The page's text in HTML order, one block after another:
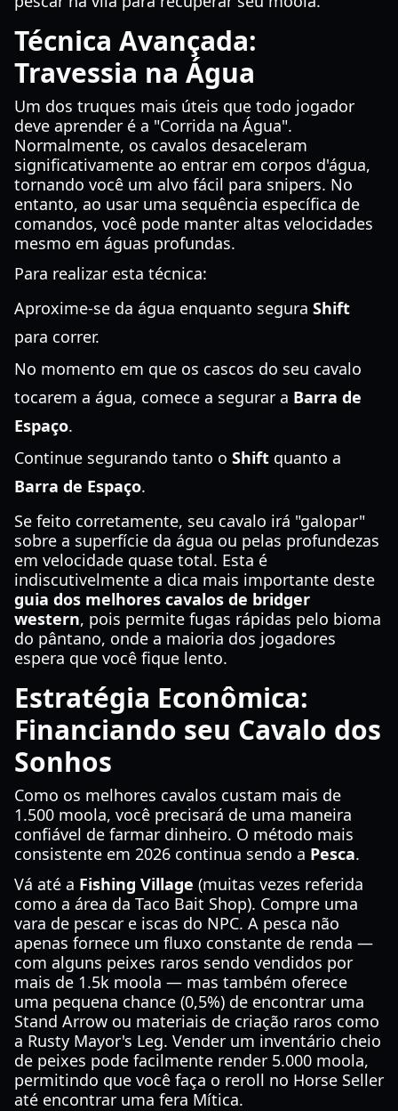
Técnica Avançada:
Travessia na Água
Um dos truques mais úteis que todo jogador
deve aprender é a "Corrida na Água".
Normalmente, os cavalos desaceleram
significativamente ao entrar em corpos d'água,
tornando você um alvo fácil para snipers. No
entanto, ao usar uma sequência específica de
comandos, você pode manter altas velocidades
mesmo em águas profundas.
Para realizar esta técnica:
Aproxime-se da água enquanto segura Shift
para correr.
No momento em que os cascos do seu cavalo
tocarem a água, comece a segurar a Barra de
Espaço.
Continue segurando tanto o Shift quanto a
Barra de Espaço.
Se feito corretamente, seu cavalo irá "galopar"
sobre a superfície da água ou pelas profundezas
em velocidade quase total. Esta é
indiscutivelmente a dica mais importante deste
guia dos melhores cavalos de bridger
western, pois permite fugas rápidas pelo bioma
do pântano, onde a maioria dos jogadores
espera que você fique lento.
Estratégia Econômica:
Financiando seu Cavalo dos
Sonhos
Como os melhores cavalos custam mais de
1.500 moola, você precisará de uma maneira
confiável de farmar dinheiro. O método mais
consistente em 2026 continua sendo a Pesca.
Vá até a Fishing Village (muitas vezes referida
como a área da Taco Bait Shop). Compre uma
vara de pescar e iscas do NPC. A pesca não
apenas fornece um fluxo constante de renda —
com alguns peixes raros sendo vendidos por
mais de 1.5k moola — mas também oferece
uma pequena chance (0,5%) de encontrar uma
Stand Arrow ou materiais de criação raros como
a Rusty Mayor's Leg. Vender um inventário cheio
de peixes pode facilmente render 5.000 moola,
permitindo que você faça o reroll no Horse Seller
até encontrar uma fera Mítica.